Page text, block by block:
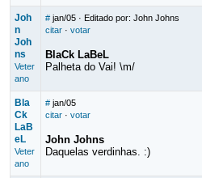
Joh
n
Joh
ns
Veter
ano
# jan/05· Editado por: John Johns
citar· votar
BlaCk LaBeL
Palheta do Vai! \m/
Bla
Ck
LaB
eL
Veter
ano
# jan/05
citar· votar
John Johns
Daquelas verdinhas. :)